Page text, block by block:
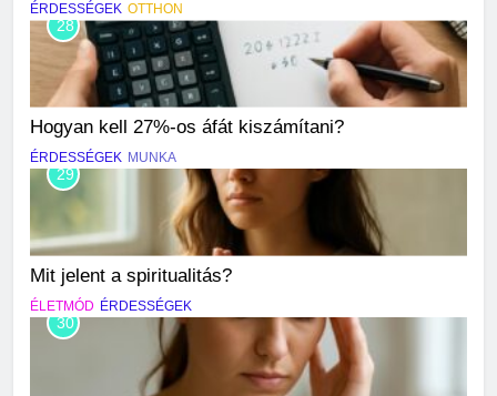
ÉRDESSÉGEK OTTHON
28
Hogyan kell 27%-os áfát kiszámítani?
ÉRDESSÉGEK MUNKA
29
Mit jelent a spiritualitás?
ÉLETMÓD ÉRDESSÉGEK
30